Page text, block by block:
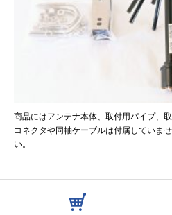
商品にはアンテナ本体、取付用パイプ、
コネクタや同軸ケーブルは付属していま
い。